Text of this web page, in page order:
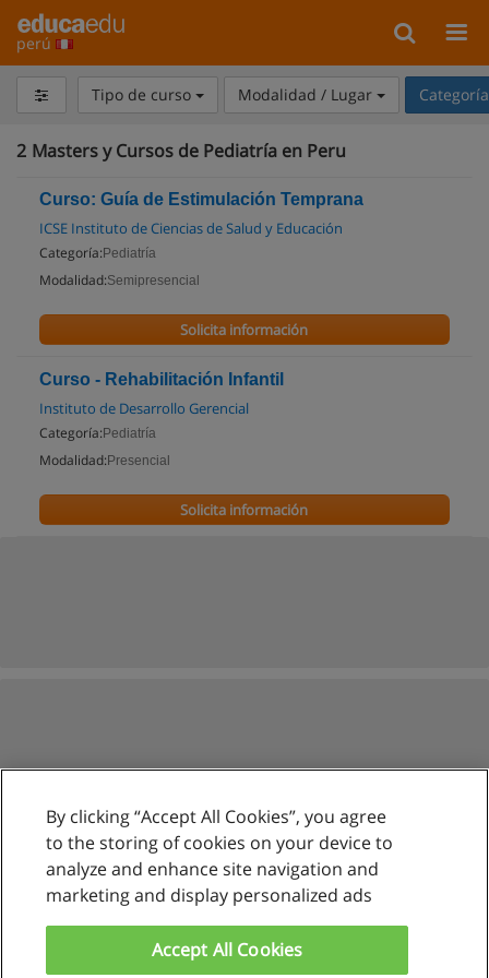
perú
Tipo de curso Modalidad / Lugar
2 Masters y Cursos de Pediatría en Peru
Curso: Guía de Estimulación Temprana
ICSE Instituto de Ciencias de Salud y Educación
Categoría: Pediatría
Modalidad:Semipresencial
Solicita información
Curso - Rehabilitación Infantil
Instituto de Desarrollo Gerencial
Categoría: Pediatría
Modalidad: Presencial
Solicita información
Reglas de uso
By clicking “Accept All Cookies”, you agree
to the storing of cookies on your device to
analyze and enhance site navigation and
marketing and display personalized ads
Accept All Cookies